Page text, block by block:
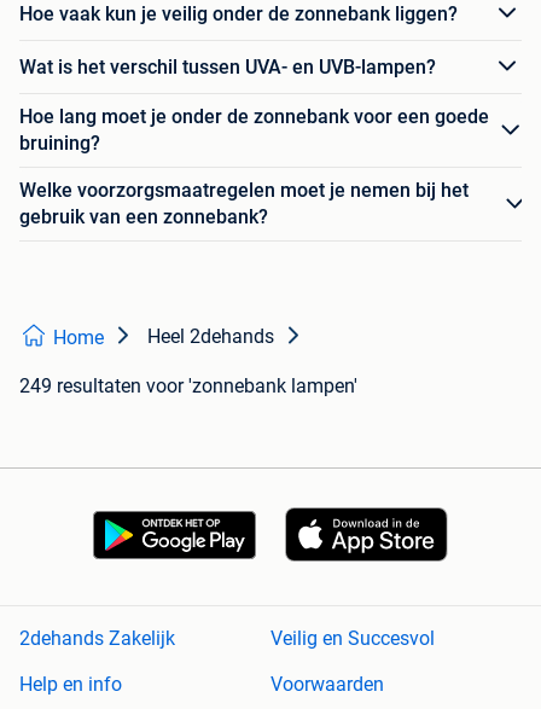
Hoe vaak kun je veilig onder de zonnebank liggen?
Wat is het verschil tussen UVA- en UVB-lampen?
Hoe lang moet je onder de zonnebank voor een goede
bruining?
Welke voorzorgsmaatregelen moet je nemen bij het
gebruik van een zonnebank?
Home Heel 2dehands
249 resultaten voor 'zonnebank lampen'
2dehands Zakelijk
Veilig en Succesvol
Help en info
Voorwaarden